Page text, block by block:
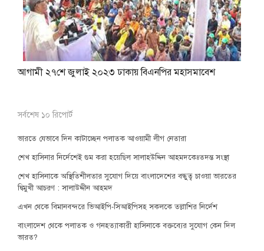
আগামী ২৭শে জুলাই ২০২৩ ঢাকায় বিএনপির মহাসমাবেশ
সর্বশেষ ১০ রিপোর্ট
ভারতে যেভাবে দিন কাটাচ্ছেন পলাতক আওয়ামী লীগ নেতারা
শেখ হাসিনার নির্দেশেই গুম করা হয়েছিল সালাহউদ্দিন আহমদকেঃতদন্ত সংস্থা
শেখ হাসিনাকে অস্থিতিশীলতার সুযোগ দিয়ে বাংলাদেশের বন্ধুত্ব চাওয়া ভারতের
দ্বিমুখী আচরণ : সালাউদ্দীন আহমদ
এখন থেকে বিমানবন্দরে ভিআইপি-সিআইপিসহ সকলকে তল্লাশির নির্দেশ
বাংলাদেশ থেকে পলাতক ও গনহত্যাকারী হাসিনাকে বক্তব্যের সুযোগ কেন দিল
ভারত?